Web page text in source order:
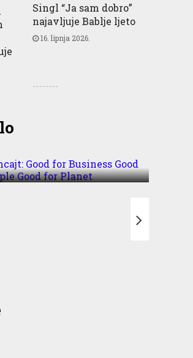
Singl “Ja sam dobro”
najavljuje Bablje ljeto
16. lipnja 2026.
Greencajt: Good for
Good for People